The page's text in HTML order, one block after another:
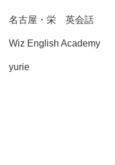
名古屋・栄 英会話
Wiz English Academy
yurie